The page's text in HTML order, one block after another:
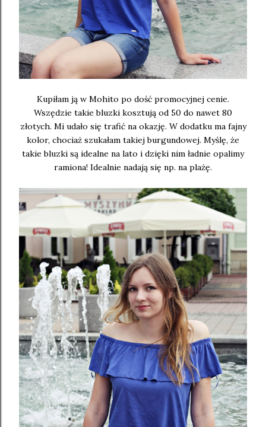
Kupiłam ją w Mohito po dość promocyjnej cenie.
Wszędzie takie bluzki kosztują od 50 do nawet 80
złotych. Mi udało się trafić na okazję. W dodatku ma fajny
kolor, chociaż szukałam takiej burgundowej. Myślę, że
takie bluzki są idealne na lato i dzięki nim ładnie opalimy
ramiona! Idealnie nadają się np. na plażę.